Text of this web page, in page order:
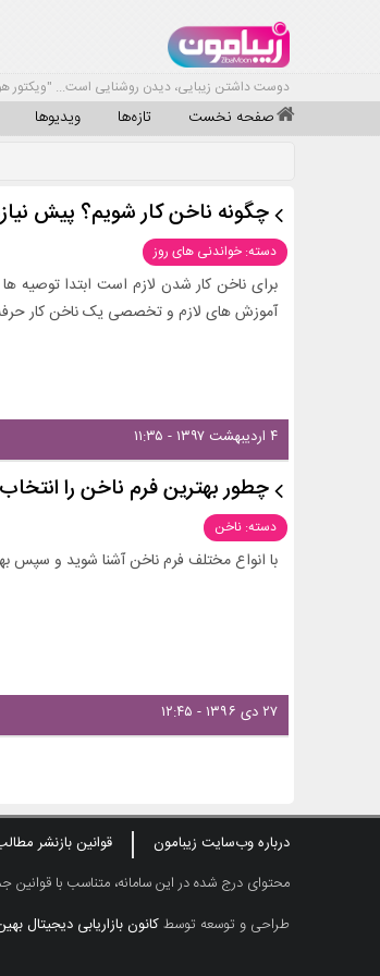
دوست داشتن زیبایی، دیدن روشنایی است... "ویکتور
صفحه نخست تازه‌ها ویدیوها
چگونه ناخن کار شویم؟ پیش
دسته: خواندنی های روز
برای ناخن کار شدن لازم است ابتدا توصیه
آموزش های لازم و تخصصی یک ناخن کار
۴ اردیبهشت ۱۳۹۷ - ۱۱:۳۵
چطور بهترین فرم ناخن را
دسته: ناخن
با انواع مختلف فرم ناخن آشنا شوید و سپس
۲۷ دی ۱۳۹۶ - ۱۲:۴۵
درباره وب‌سایت زیبامون
قوانین بازنشر
محتوای درج شده در این سامانه، متناسب با قوانین
طراحی و توسعه توسطکانون بازاریابی دیجیتال